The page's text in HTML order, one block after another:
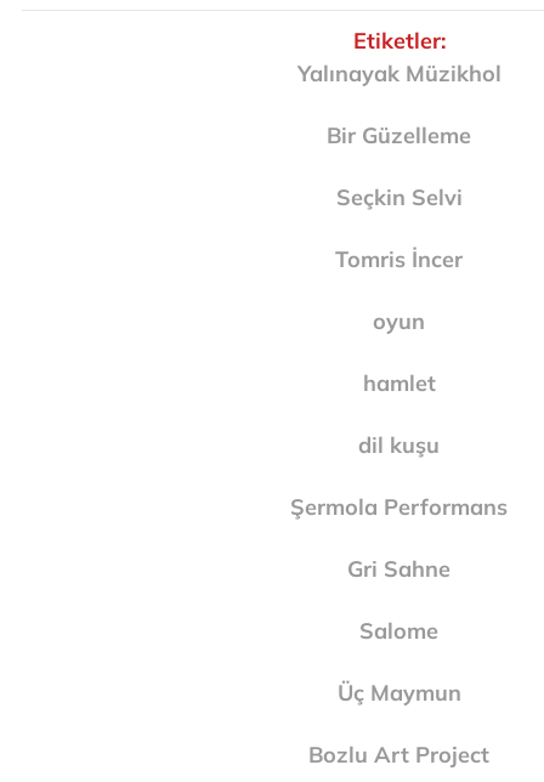
Etiketler:
Yalınayak Müzikhol
Bir Güzelleme
Seçkin Selvi
Tomris İncer
oyun
hamlet
dil kuşu
Şermola Performans
Gri Sahne
Salome
Üç Maymun
Bozlu Art Project